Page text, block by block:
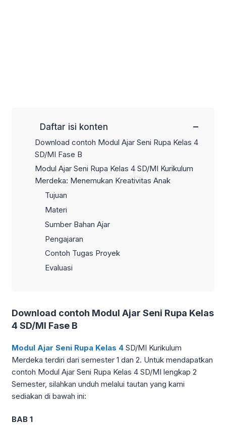
Daftar isi konten −
Download contoh Modul Ajar Seni Rupa Kelas 4
SD/MI Fase B
Modul Ajar Seni Rupa Kelas 4 SD/MI Kurikulum
Merdeka: Menemukan Kreativitas Anak
Tujuan
Materi
Sumber Bahan Ajar
Pengajaran
Contoh Tugas Proyek
Evaluasi
Download contoh Modul Ajar Seni Rupa Kelas
4 SD/MI Fase B
Modul Ajar Seni Rupa Kelas 4 SD/MI Kurikulum
Merdeka terdiri dari semester 1 dan 2. Untuk mendapatkan
contoh Modul Ajar Seni Rupa Kelas 4 SD/MI lengkap 2
Semester, silahkan unduh melalui tautan yang kami
sediakan di bawah ini:
BAB 1